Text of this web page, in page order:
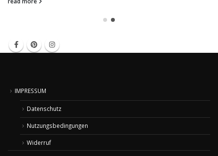
IMPRESSUM
Datenschutz
Nutzungsbedingungen
Widerruf